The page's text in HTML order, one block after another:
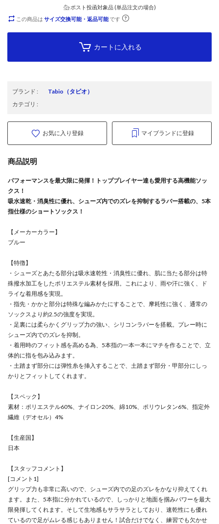
ポスト投函対象品 (単品注文の場合)
この商品は サイズ交換可能・返品可能です
カートに入れる
ブランド : Tabio （タビオ）
カテゴリ :
お気に入り登録 マイブランドに登録
商品説明
パフォーマンスを最大限に発揮！トッププレイヤー達も愛用する高機能ソッ
クス！
吸水速乾・消臭性に優れ、シューズ内でのズレを抑制するラバー搭載の、5本
指仕様のショートソックス！
【メーカーカラー】
ブルー
【特徴】
・シューズとあたる部分は吸水速乾性・消臭性に優れ、肌に当たる部分は特
殊撥水加工をしたポリエステル素材を採用。これにより、雨や汗に強く、ド
ライな着用感を実現。
・指先・かかと部分は特殊な編みかたにすることで、摩耗性に強く、通常の
ソックスより約2.5の強度を実現。
・足裏には柔らかくグリップ力の強い、シリコンラバーを搭載。プレー時に
シューズ内でのズレを抑制。
・着用時のフィット感を高める為、5本指の一本一本にマチを作ることで、立
体的に指を包み込みます。
・土踏まず部分には弾性糸を挿入することで、土踏まず部分・甲部分にしっ
かりとフィットしてくれます。
【スペック】
素材：ポリエステル60%、ナイロン20%、綿10%、ポリウレタン6%、指定外
繊維（デオセル）4%
【生産国】
日本
【スタッフコメント】
[コメント1]
グリップ力も非常に高いので、シューズ内での足のズレをかなり抑えてくれ
ます。また、5本指に分かれているので、しっかりと地面を掴みパワーを最大
限発揮してくれます。そして生地感もサラサラとしており、速乾性にも優れ
ているので足がムレる感じもありません！試合だけでなく、練習でも欠かせ